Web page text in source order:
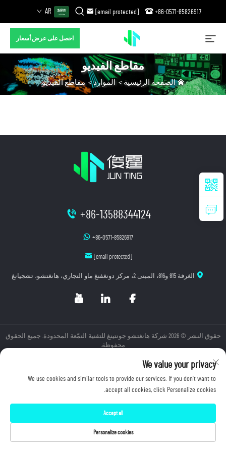
[email protected] +86-0571-85826917
AR
احصل على عرض أسعار
مقاطع الفيديو
الصفحة الرئيسية > الموارد>مقاطع الفيديو
+86-13588344124
+86-0571-85826917
[email protected]
الغرفة 815 و816، المبنى 2، مركز دونغفنغ ماو التجاري، هانغتشو، تشجيانغ
حقوق النشر © 2026 شركة هانغتشو جونتينغ للتقنية التمّعة المحدودة. جميع الحقوق
محفوظة.
We value your privacy
We use cookies and similar tools to provide our services. If you don't want to
accept all cookies, click Personalize cookies.
Personalize cookies
Accept all